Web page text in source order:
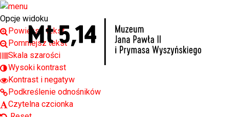
Open toolbar
Opcje widoku
Powiększ tekst
Pomniejsz tekst
Skala szarości
Wysoki kontrast
Kontrast i negatyw
Podkreślenie odnośników
Czytelna czcionka